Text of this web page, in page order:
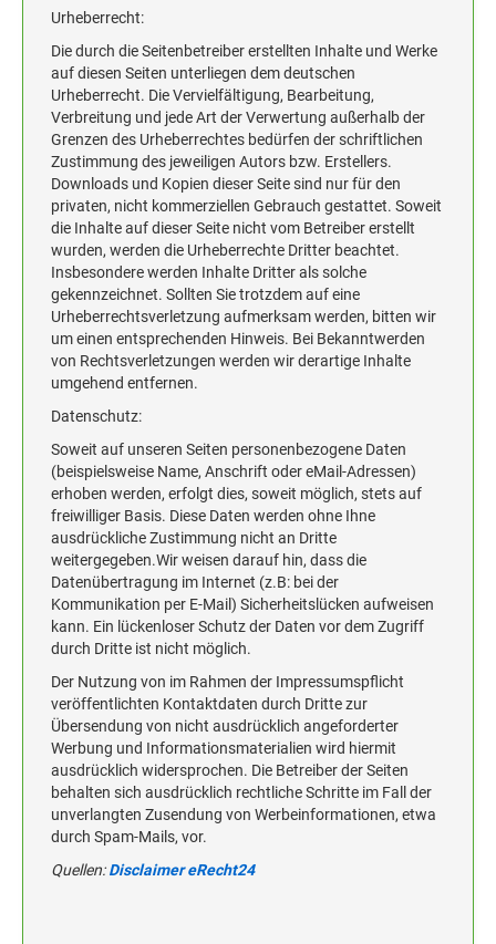
Urheberrecht:
Die durch die Seitenbetreiber erstellten Inhalte und Werke
auf diesen Seiten unterliegen dem deutschen
Urheberrecht. Die Vervielfältigung, Bearbeitung,
Verbreitung und jede Art der Verwertung außerhalb der
Grenzen des Urheberrechtes bedürfen der schriftlichen
Zustimmung des jeweiligen Autors bzw. Erstellers.
Downloads und Kopien dieser Seite sind nur für den
privaten, nicht kommerziellen Gebrauch gestattet. Soweit
die Inhalte auf dieser Seite nicht vom Betreiber erstellt
wurden, werden die Urheberrechte Dritter beachtet.
Insbesondere werden Inhalte Dritter als solche
gekennzeichnet. Sollten Sie trotzdem auf eine
Urheberrechtsverletzung aufmerksam werden, bitten wir
um einen entsprechenden Hinweis. Bei Bekanntwerden
von Rechtsverletzungen werden wir derartige Inhalte
umgehend entfernen.
Datenschutz:
Soweit auf unseren Seiten personenbezogene Daten
(beispielsweise Name, Anschrift oder eMail-Adressen)
erhoben werden, erfolgt dies, soweit möglich, stets auf
freiwilliger Basis. Diese Daten werden ohne Ihne
ausdrückliche Zustimmung nicht an Dritte
weitergegeben.Wir weisen darauf hin, dass die
Datenübertragung im Internet (z.B: bei der
Kommunikation per E-Mail) Sicherheitslücken aufweisen
kann. Ein lückenloser Schutz der Daten vor dem Zugriff
durch Dritte ist nicht möglich.
Der Nutzung von im Rahmen der Impressumspflicht
veröffentlichten Kontaktdaten durch Dritte zur
Übersendung von nicht ausdrücklich angeforderter
Werbung und Informationsmaterialien wird hiermit
ausdrücklich widersprochen. Die Betreiber der Seiten
behalten sich ausdrücklich rechtliche Schritte im Fall der
unverlangten Zusendung von Werbeinformationen, etwa
durch Spam-Mails, vor.
Quellen:Disclaimer eRecht24